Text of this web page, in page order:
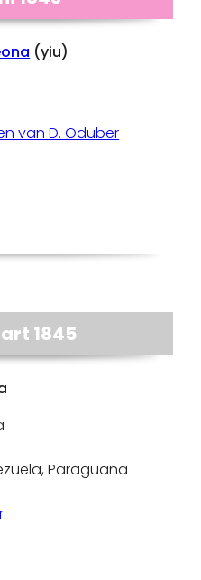
(yiu)
van D. Oduber
1845
Paraguana